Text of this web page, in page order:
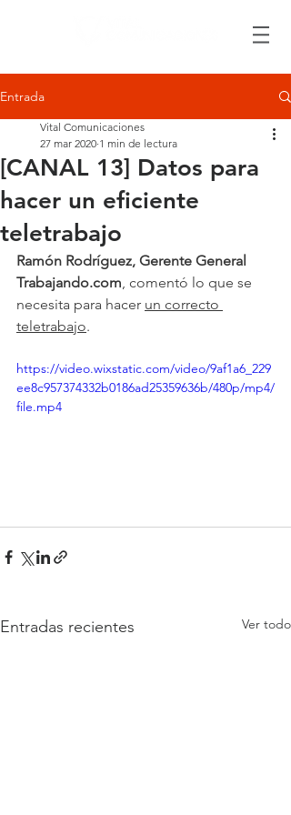
Entrada
[CANAL 13] Datos para
hacer un eficiente
teletrabajo
Vital Comunicaciones
27 mar 2020 1 min de lectura
Ramón Rodríguez, Gerente General
Trabajando.com, comentó lo que se
necesita para hacer un correcto
teletrabajo.
https://video.wixstatic.com/video/9af1a6_229
ee8c957374332b0186ad25359636b/480p/mp4/
file.mp4
Entradas recientes Ver todo